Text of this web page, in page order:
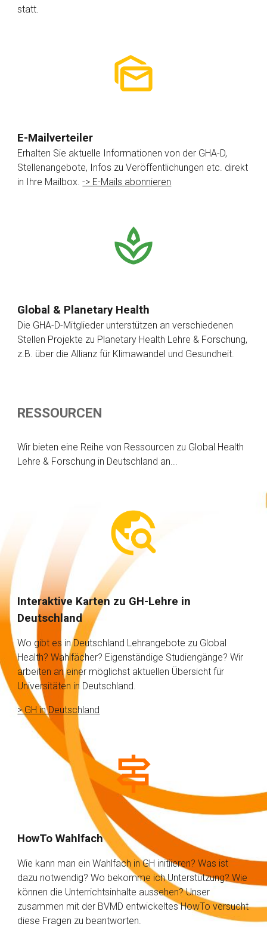
statt.
E-Mailverteiler
Erhalten Sie aktuelle Informationen von der GHA-D,
Stellenangebote, Infos zu Veröffentlichungen etc. direkt
in Ihre Mailbox.-> E-Mails abonnieren
Global & Planetary Health
Die GHA-D-Mitglieder unterstützen an verschiedenen
Stellen Projekte zu Planetary Health Lehre & Forschung,
z.B. über die Allianz für Klimawandel und Gesundheit.
RESSOURCEN
Wir bieten eine Reihe von Ressourcen zu Global Health
Lehre & Forschung in Deutschland an...
Interaktive Karten zu GH-Lehre in
Deutschland
Wo gibt es in Deutschland Lehrangebote zu Global
Health? Wahlfächer? Eigenständige Studiengänge? Wir
arbeiten an einer möglichst aktuellen Übersicht für
Universitäten in Deutschland.
> GH in Deutschland
HowTo Wahlfach
Wie kann man ein Wahlfach in GH initiieren? Was ist
dazu notwendig? Wo bekomme ich Unterstützung? Wie
können die Unterrichtsinhalte aussehen? Unser
zusammen mit der BVMD entwickeltes HowTo versucht
diese Fragen zu beantworten.